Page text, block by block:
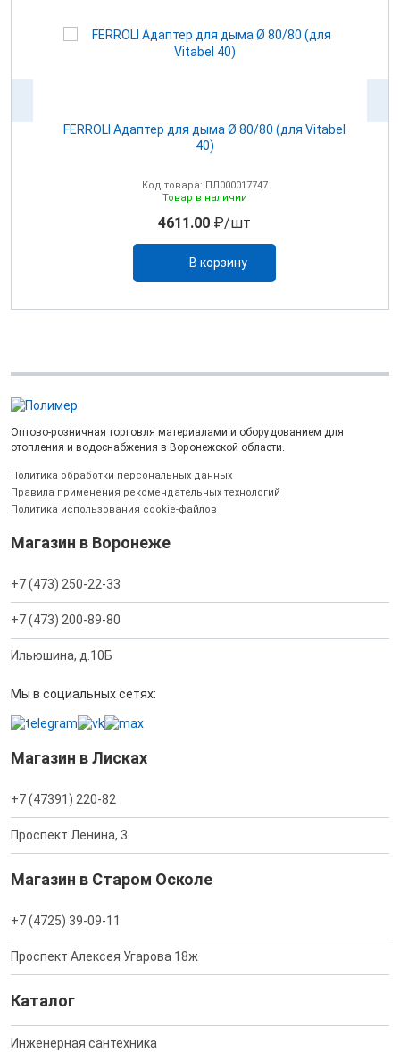
FERROLI Адаптер для дыма Ø 80/80 (для Vitabel
40)
Код товара: ПЛ000017747
Товар в наличии
4611.00 ₽/шт
В корзину
Оптово-розничная торговля материалами и оборудованием для
отопления и водоснабжения в Воронежской области.
Политика обработки персональных данных
Правила применения рекомендательных технологий
Политика использования cookie-файлов
Магазин в Воронеже
+7 (473) 250-22-33
+7 (473) 200-89-80
Ильюшина, д.10Б
Мы в социальных сетях:
Магазин в Лисках
+7 (47391) 220-82
Проспект Ленина, 3
Магазин в Старом Осколе
+7 (4725) 39-09-11
Проспект Алексея Угарова 18ж
Каталог
Инженерная сантехника